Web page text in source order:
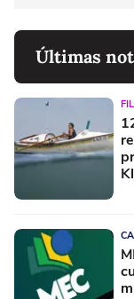
Últimas